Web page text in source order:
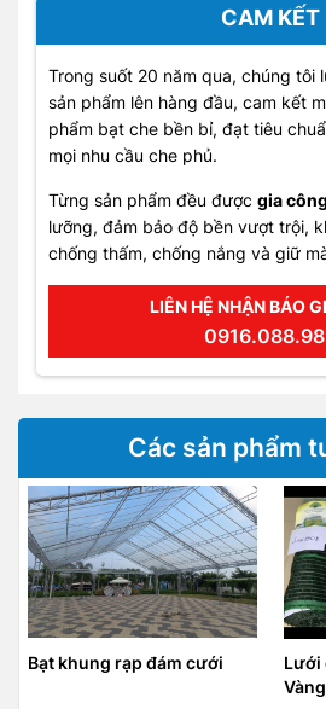
CAM KẾT
Trong suốt 20 năm qua, chúng tôi
sản phẩm lên hàng đầu, cam kết
phẩm bạt che bền bỉ, đạt tiêu
mọi nhu cầu che phủ.
Từng sản phẩm đều được gia
lưỡng, đảm bảo độ bền vượt trội,
chống thấm, chống nắng và giữ
LIÊN HỆ NHẬN BÁO
Các sản phẩm
Lưới che nắng Chuông
Bạt